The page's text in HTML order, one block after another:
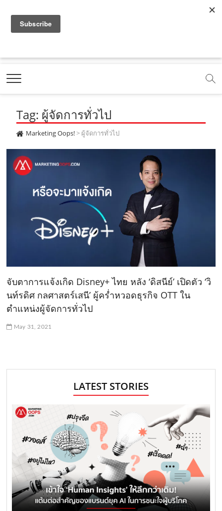
a
e
b
o
o
k
.
c
o
t
b
e
.
c
o
m
.
o
e
m
e
t
g
r
a
m
.
o
t
k
.
c
o
Marketing Oops!
DIGITAL | CREATIVE | ADVERTISING | CAMPAIGN |
Tag: ผู้จัดการทั่วไป
Marketing Oops!> ผู้จัดการทั่วไป
จับตาการแจ้งเกิด Disney+ ไทย หลัง ‘ดิสนีย์’ เปิดตัว ‘วิ
นท์รดิศ กลศาสตร์เสนี’ ผู้คร่ำหวอดธุรกิจ OTT ใน
ตำแหน่งผู้จัดการทั่วไป
May 31, 2021
LATEST STORIES